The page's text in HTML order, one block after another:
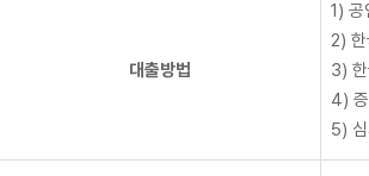
대출방법
1) 공
2)
3)
4)
5)